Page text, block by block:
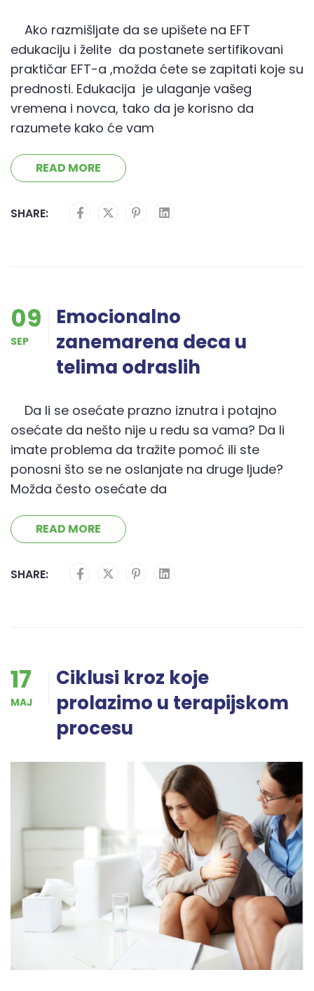
Ako razmišljate da se upišete na EFT
edukaciju i želite da postanete sertifikovani
praktičar EFT-a ,možda ćete se zapitati koje su
prednosti. Edukacija je ulaganje vašeg
vremena i novca, tako da je korisno da
razumete kako će vam
READ MORE
SHARE:
09
SEP
Emocionalno
zanemarena deca u
telima odraslih
Da li se osećate prazno iznutra i potajno
osećate da nešto nije u redu sa vama? Da li
imate problema da tražite pomoć ili ste
ponosni što se ne oslanjate na druge ljude?
Možda često osećate da
READ MORE
SHARE:
17
MAJ
Ciklusi kroz koje
prolazimo u terapijskom
procesu